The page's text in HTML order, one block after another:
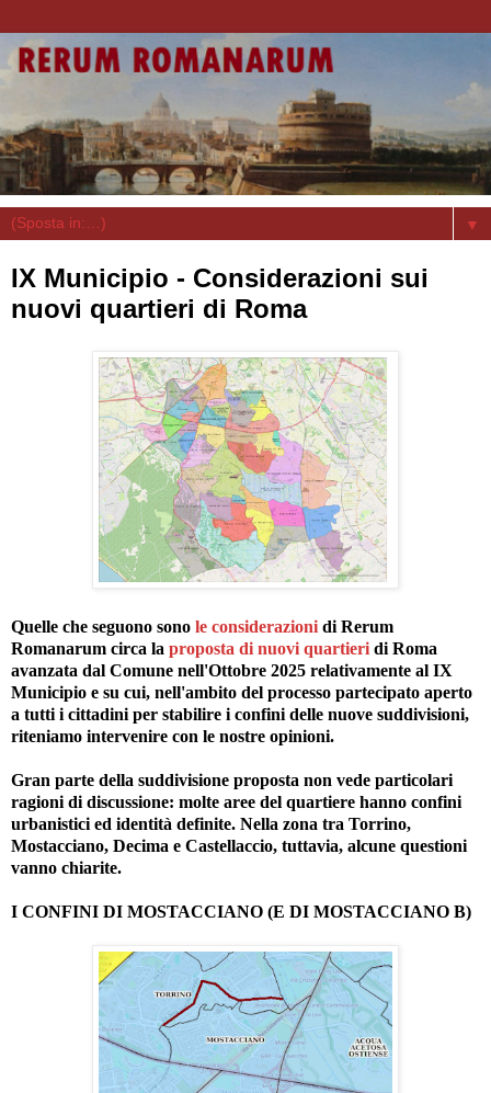
▼
IX Municipio - Considerazioni sui
nuovi quartieri di Roma
Quelle che seguono sono le considerazioni di Rerum
Romanarum circa la proposta di nuovi quartieri di Roma
avanzata dal Comune nell'Ottobre 2025 relativamente al IX
Municipio e su cui, nell'ambito del processo partecipato aperto
a tutti i cittadini per stabilire i confini delle nuove suddivisioni,
riteniamo intervenire con le nostre opinioni.
Gran parte della suddivisione proposta non vede particolari
ragioni di discussione: molte aree del quartiere hanno confini
urbanistici ed identità definite. Nella zona tra Torrino,
Mostacciano, Decima e Castellaccio, tuttavia, alcune questioni
vanno chiarite.
I CONFINI DI MOSTACCIANO (E DI MOSTACCIANO B)